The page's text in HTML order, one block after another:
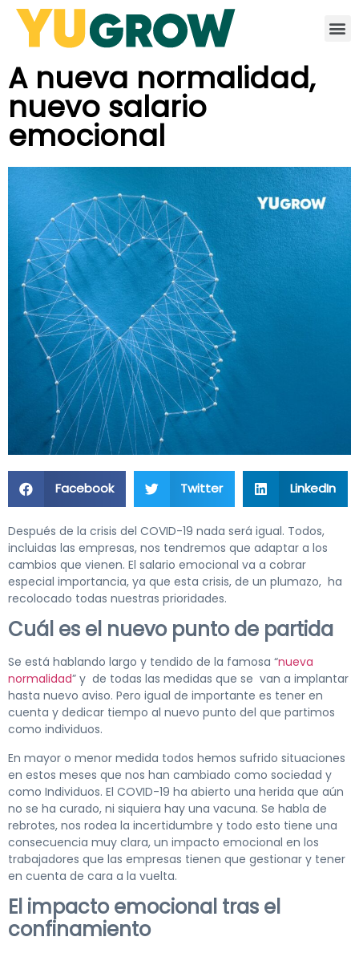
A nueva normalidad,
nuevo salario
emocional
Facebook Twitter LinkedIn
Después de la crisis del COVID-19 nada será igual. Todos,
incluidas las empresas, nos tendremos que adaptar a los
cambios que vienen. El salario emocional va a cobrar
especial importancia, ya que esta crisis, de un plumazo, ha
recolocado todas nuestras prioridades.
Cuál es el nuevo punto de partida
Se está hablando largo y tendido de la famosa “nueva
normalidad” y de todas las medidas que se van a implantar
hasta nuevo aviso. Pero igual de importante es tener en
cuenta y dedicar tiempo al nuevo punto del que partimos
como individuos.
En mayor o menor medida todos hemos sufrido situaciones
en estos meses que nos han cambiado como sociedad y
como Individuos. El COVID-19 ha abierto una herida que aún
no se ha curado, ni siquiera hay una vacuna. Se habla de
rebrotes, nos rodea la incertidumbre y todo esto tiene una
consecuencia muy clara, un impacto emocional en los
trabajadores que las empresas tienen que gestionar y tener
en cuenta de cara a la vuelta.
El impacto emocional tras el
confinamiento